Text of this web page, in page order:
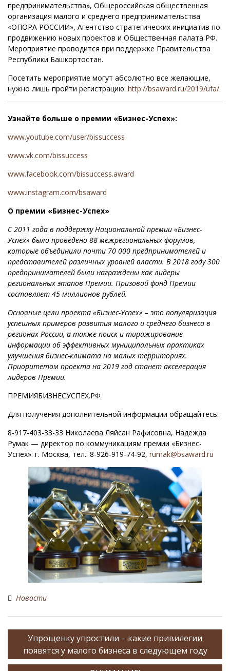
предпринимательства», Общероссийская общественная
организация малого и среднего предпринимательства
«ОПОРА РОССИИ», Агентство стратегических инициатив по
продвижению новых проектов и Общественная палата РФ.
Мероприятие проводится при поддержке Правительства
Республики Башкортостан.
Посетить мероприятие могут абсолютно все желающие,
нужно лишь пройти регистрацию: http://bsaward.ru/2019/ufa/
Узнайте больше о премии «Бизнес-Успех»:
www.youtube.com/user/bissuccess
www.vk.com/bissuccess
www.facebook.com/bissuccess.award
www.instagram.com/bsaward
О премии «Бизнес-Успех»
С 2011 года в поддержку Национальной премии «Бизнес-
Успех» было проведено 88 межрегиональных форумов,
которые объединили почти 70 000 предпринимателей и
представителей различных уровней власти. В 2018 году 300
предпринимателей были награждены как лидеры
региональных этапов Премии. Призовой фонд Премии
составляет 45 миллионов рублей.
Основные цели проекта «Бизнес-Успех» – это популяризация
успешных примеров развития малого и среднего бизнеса в
регионах России, а также поиск и тиражирование
информации об эффективных муниципальных практиках
улучшения бизнес-климата на малых территориях.
Приоритетом проекта на 2019 год станет акселерация
лидеров Премии.
ПРЕМИЯБИЗНЕСУСПЕХ.РФ
Для получения дополнительной информации обращайтесь:
8-917-403-33-33 Николаева Ляйсан Рафисовна, Надежда
Румак — директор по коммуникациям премии «Бизнес-
Успех»: г. Москва, тел.: 8-926-919-74-92, rumak@bsaward.ru
Новости
Н
в
Упрощенку упростили – какие привилегии
появятся у малого бизнеса в следующем году